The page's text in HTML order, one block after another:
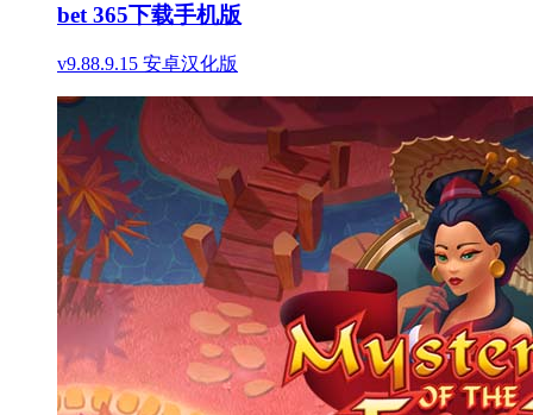
bet 365下载手机版
v9.88.9.15 安卓汉化版